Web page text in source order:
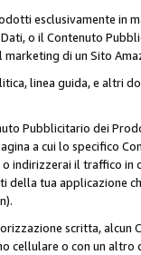
esclusivamente in
Dati, o il Contenuto
di un Sito
linea guida, e altri
Pubblicitario dei
a cui lo specifico
indirizzerai il traffico in
della tua
scritta,
cellulare o con un